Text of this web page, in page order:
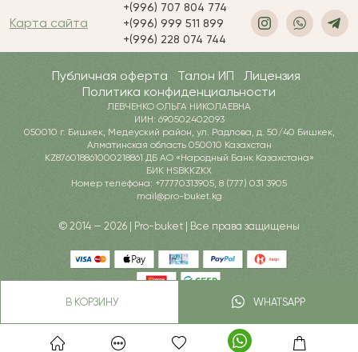
В КОРЗИНУ WHATSAPP
Карта сайта
+(996) 707 804 774
+(996) 999 511 899
+(996) 228 074 744
Публичная оферта Талон ИП
Лицензия
Политика конфиденциальности
ЛЕВЧЕНКО ОЛЬГА НИКОЛАЕВНА
ИИН: 690502402093
050010 г. Бишкек, Медеуский район, ул. Радлова, д. 50/40 Бишкек,
Алматинская область 050010 Казахстан
KZ876018861000218861 ДБ АО «Народный Банк Казахстана»
БИК HSBKKZKX
Номер телефона: +77770313905, 8 (777) 031 3905
mail@pro-buket.kg
© 2014 — 2026 | Pro-buket | Все права защищены